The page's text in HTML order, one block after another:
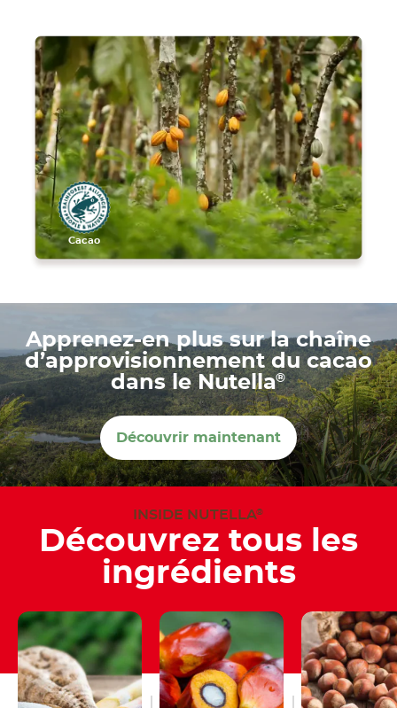
Cacao
Apprenez-en plus sur la chaîne
d’approvisionnement du cacao
dans le Nutella®
Découvrir maintenant
INSIDE NUTELLA®
Découvrez tous les
ingrédients